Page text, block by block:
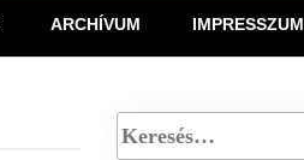
ARCHÍVUM IMPRESSZUM